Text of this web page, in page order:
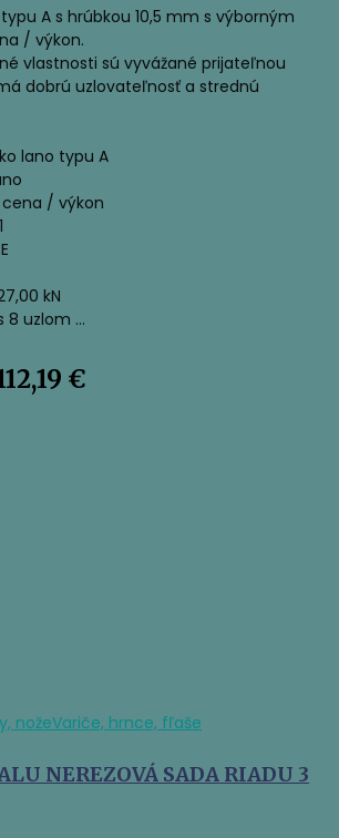
A s hrúbkou 10,5 mm s výborným
/ výkon.
vlastnosti sú vyvážané prijateľnou
dobrú uzlovateľnosť a strednú
lano typu A
/ výkon
kN
8 uzlom …
€
nožeVariče, hrnce, fľaše
NEREZOVÁ SADA RIADU 3